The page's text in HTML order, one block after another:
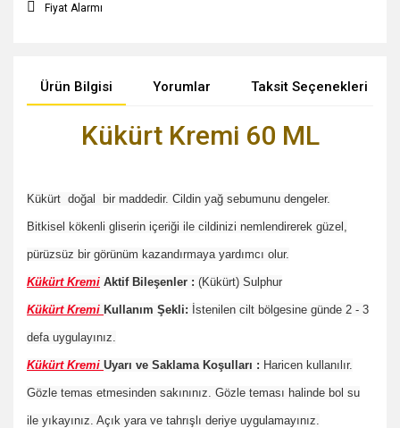
Fiyat Alarmı
Ürün Bilgisi Yorumlar Taksit Seçenekleri
Kükürt Kremi 60 ML
Kükürt doğal bir maddedir. Cildin yağ sebumunu dengeler.
Bitkisel kökenli gliserin içeriği ile cildinizi nemlendirerek güzel,
pürüzsüz bir görünüm kazandırmaya yardımcı olur.
Kükürt Kremi Aktif Bileşenler : (Kükürt) Sulphur
Kükürt Kremi Kullanım Şekli: İstenilen cilt bölgesine günde 2 - 3
defa uygulayınız.
Kükürt Kremi Uyarı ve Saklama Koşulları : Haricen kullanılır.
Gözle temas etmesinden sakınınız. Gözle teması halinde bol su
ile yıkayınız. Açık yara ve tahrışlı deriye uygulamayınız.